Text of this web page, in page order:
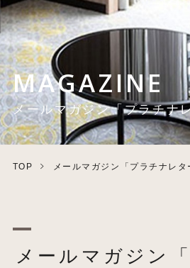
MAGAZINE
メールマガジン「プラチナ
TOP メールマガジン「プラチナレタ
メールマガジン